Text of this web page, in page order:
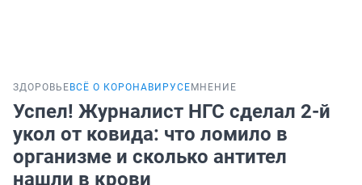
ЗДОРОВЬЕ ВСЁ О КОРОНАВИРУСЕ МНЕНИЕ
Успел! Журналист НГС сделал 2-й
укол от ковида: что ломило в
организме и сколько антител
нашли в крови